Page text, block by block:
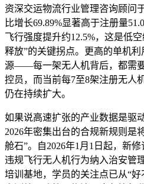
资深交运物流行业管理咨询顾问
比增长69.89%显著高于注册量
飞行强度提升约12.5%，这是低
释放”的关键拐点。更高的单机
源——每一架无人机背后，都需
控员，而当前每7至8架注册无人
仍在持续扩大。
如果说高速扩张的产业数据是驱
2026年密集出台的合规新规则是
舱石”。自2026年1月1日起，新
违规飞行无人机行为纳入治安管
培训基地，学员的关注点已从“